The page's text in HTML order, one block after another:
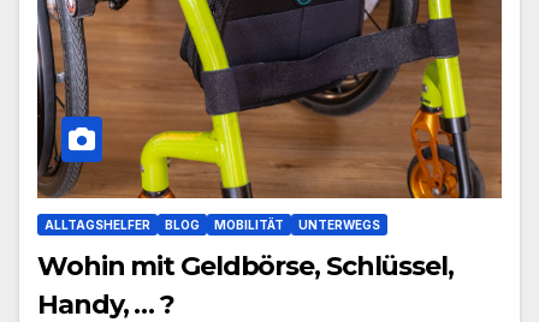
ALLTAGSHELFER BLOG MOBILITÄT UNTERWEGS
Wohin mit Geldbörse, Schlüssel,
Handy, … ?